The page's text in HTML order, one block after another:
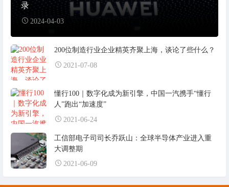
录
2024-04-03
200位制造行业企业精英齐聚上海，谈论了些什么？
2021-07-08
懂行100｜数字化成为新引擎，中国一汽携手“懂行
人”跑出“加速度”
2021-06-24
工信部电子司司长乔跃山：全球半导体产业进入重
大调整期
2021-06-09